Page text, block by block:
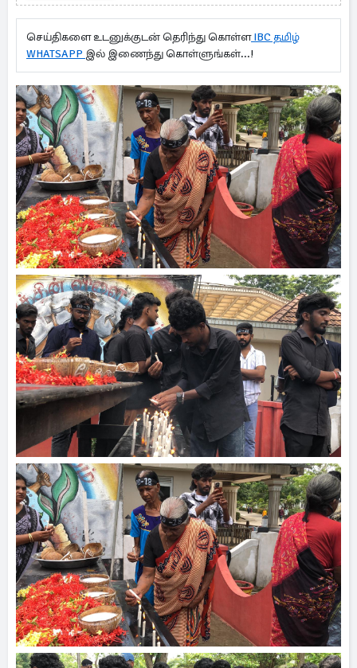
செய்திகளை உடனுக்குடன் தெரிந்து கொள்ளIBC தமிழ்
WHATSAPP இல் இணைந்து கொள்ளுங்கள்...!